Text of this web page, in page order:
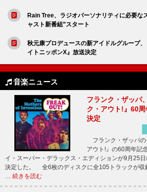
Rain Tree、ラジオパーソナリティに必要な
ャスト新番組”スタート
秋元康プロデュースの新アイドルグループ
イトニッポンX』放送決定
音楽ニュース
フランク・ザッパ
ク・アウト!』60
決定
フランク・ザッパの
アウト!』の60周年記
イ・スーパー・デラックス・エディションが9月25
決定した。 全6枚のディスクに全105トラックが収
… 続きを読む